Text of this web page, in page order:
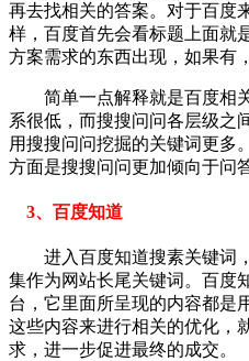
再去找相关的答案。对于百度
样，百度首先会看标题上面就
方案需求的东西出现，如果有
简单一点解释就是百度相关
系很低，而搜搜问问各层级之
用搜搜问问挖掘的关键词更多
方面是搜搜问问更加倾向于问答
3、百度知道
进入百度知道搜素关键词，
集作为网站长尾关键词。百度
台，它里面所呈现的内容都是
这些内容来进行相关的优化，
求，进一步促进最终的成交。